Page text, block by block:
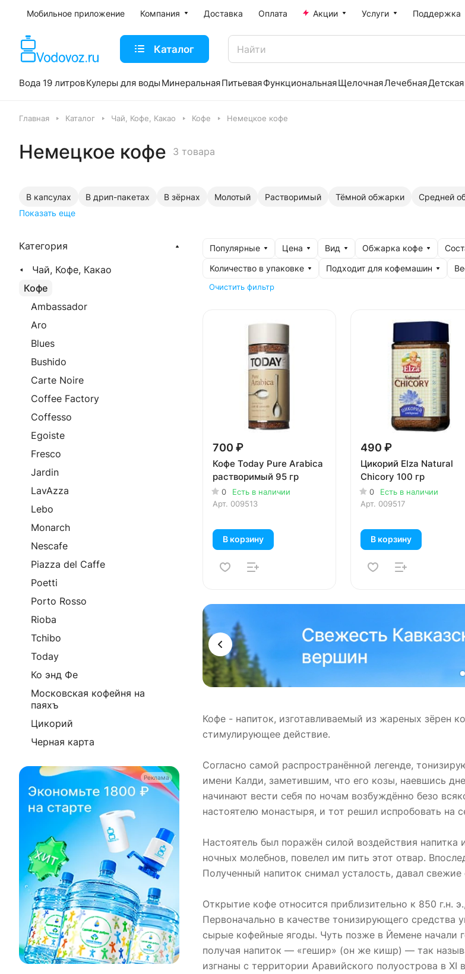
Мобильное приложение Компания Доставка Оплата Акции Услуги Поддержка
Каталог
Вода 19 литровКулеры для воды МинеральнаяПитьеваяФункциональнаяЩелочнаяЛечебнаяДетская
Главная Каталог Чай, Кофе, Какао Кофе Немецкое кофе
Немецкое кофе 3 товара
В капсулах В дрип-пакетах В зёрнах Молотый Растворимый Тёмной обжарки Средней
Показать еще
Популярные Цена Вид Обжарка кофе
Количество в упаковке
Подходит для кофемашин
Очистить фильтр
700 ₽
Кофе Today Pure Arabica
растворимый 95 гр
0
Есть в наличии
Арт. 009513
В корзину
490 ₽
Цикорий Elza Natural
Chicory 100 гр
0
Есть в наличии
Арт. 009517
В корзину
Кофе - напиток, изготавливаемый из жареных зёрен
стимулирующее действие.
Согласно самой распространённой легенде,
имени Калди, заметившим, что его козы, наевшись
начинают вести себя по ночам возбуждённо безо
настоятелю монастыря, и тот решил испробовать на
Настоятель был поражён силой воздействия
ночных молебнов, повелел им пить этот отвар.
Полученный напиток снимал усталость, давал свежие
Открытие кофе относится приблизительно к 850 г.н.
Первоначально в качестве тонизирующего средства
сырые кофейные ягоды. Чуть позже в Йемене начали
получая напиток — «гешир» (он же кишр) — так
изгнаны с территории Аравийского полуострова в
Категория
Чай, Кофе, Какао
Кофе
Ambassador
Aro
Blues
Bushido
Carte Noire
Coffee Factory
Coffesso
Egoiste
Fresco
Jardin
LavAzza
Lebo
Monarch
Nescafe
Piazza del Caffe
Poetti
Porto Rosso
Rioba
Tchibo
Today
Ко энд Фе
Московская кофейня на
паяхъ
Цикорий
Черная карта
Реклама